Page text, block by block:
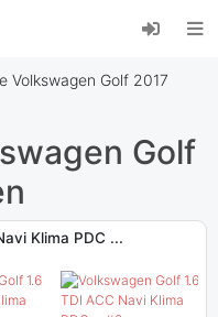
App, fügen Sie
hinzu und erhalten
Volkswagen Golf 2017
Golf
Klima PDC ...